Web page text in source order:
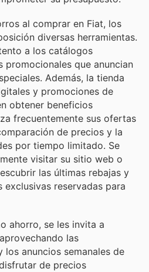
al comprar en Fiat, los
diversas herramientas.
a los catálogos
promocionales que anuncian
Además, la tienda
y promociones de
obtener beneficios
frecuentemente sus ofertas
de precios y la
por tiempo limitado. Se
visitar su sitio web o
las últimas rebajas y
exclusivas reservadas para
ahorro, se les invita a
las
anuncios semanales de
de precios